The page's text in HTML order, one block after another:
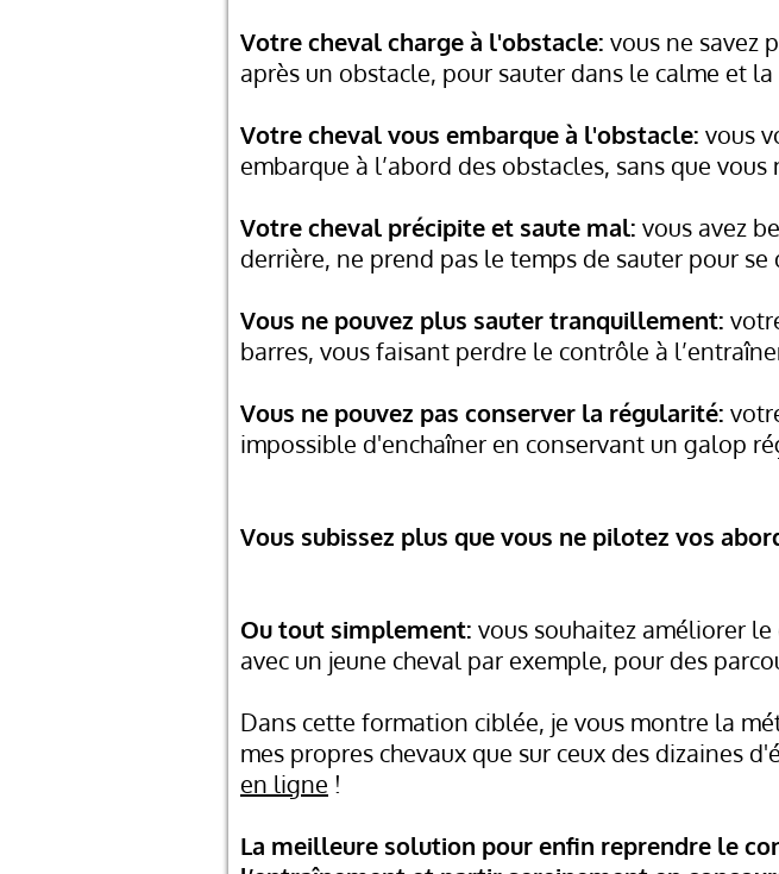
Votre cheval charge à l'obstacle: vous ne savez
après un obstacle, pour sauter dans le calme et
Votre cheval vous embarque à l'obstacle: vous
embarque à l’abord des obstacles, sans que vous
Votre cheval précipite et saute mal: vous avez
derrière, ne prend pas le temps de sauter pour se
Vous ne pouvez plus sauter tranquillement:
barres, vous faisant perdre le contrôle à
Vous ne pouvez pas conserver la régularité:
impossible d'enchaîner en conservant un galop
Vous subissez plus que vous ne pilotez vos
Ou tout simplement: vous souhaitez améliorer
avec un jeune cheval par exemple, pour des
Dans cette formation ciblée, je vous montre la
mes propres chevaux que sur ceux des dizaines
en ligne !
La meilleure solution pour enfin reprendre le